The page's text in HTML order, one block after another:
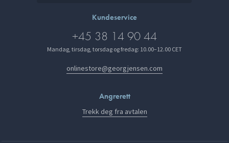
Kundeservice
+45 38 14 90 44
Mandag, tirsdag, torsdag og fredag: 10.00–12.00 CET
onlinestore@georgjensen.com
Angrerett
Trekk deg fra avtalen